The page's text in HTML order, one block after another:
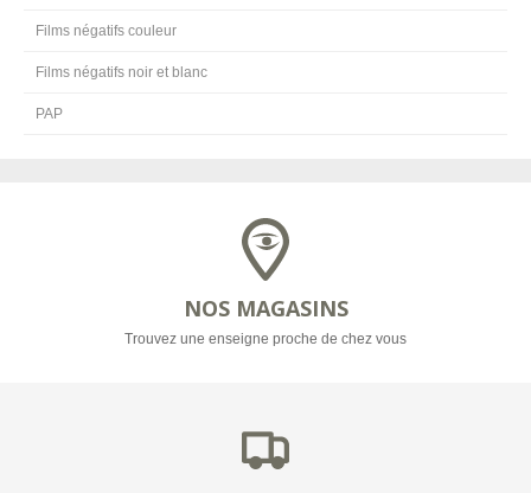
Films négatifs couleur
Films négatifs noir et blanc
PAP
NOS MAGASINS
Trouvez une enseigne proche de chez vous